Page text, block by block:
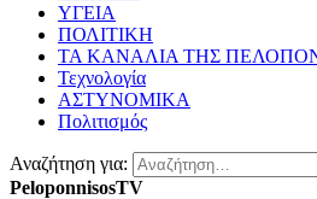
ΥΓΕΙΑ
ΠΟΛΙΤΙΚΗ
ΤΑ ΚΑΝΑΛΙΑ ΤΗΣ
Τεχνολογία
ΑΣΤΥΝΟΜΙΚΑ
Πολιτισμός
Αναζήτηση για:
PeloponnisosTV